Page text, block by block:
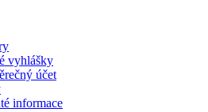
vyhlášky
účet
informace